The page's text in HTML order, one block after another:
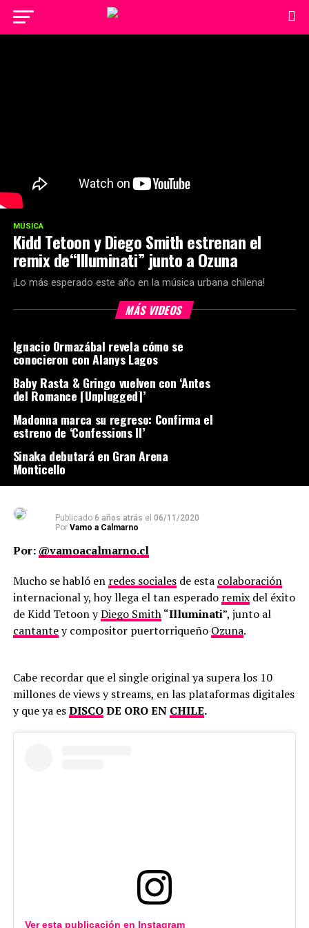
MÚSICA
Kidd Tetoon y Diego Smith estrenan el
remix de“Illuminati” junto a Ozuna
¡Lo más esperado este año en la música urbana chilena!
MÁS VIDEOS
Ignacio Ormazábal revela cómo se
conocieron con Alanys Lagos
Baby Rasta & Gringo vuelven con ‘Antes
del Romance [Unplugged]’
Madonna marca su regreso: Confirma el
estreno de ‘Confessions II’
Sinaka debutará en Gran Arena
Monticello
Publicado 6 años atrás el 06/11/2020
Por Vamo a Calmarno
Por: @vamoacalmarno.cl
Mucho se habló en redes socialesde esta colaboración
internacional y, hoy llega el tan esperado remixdel éxito
de Kidd Tetoon yDiego Smith“Illuminati”, junto al
cantantey compositor puertorriqueño Ozuna.
Cabe recordar que el single original ya supera los 10
millones de views y streams, en las plataformas digitales
y que ya esDISCODE ORO EN CHILE.
Ver esta publicación en Instagram